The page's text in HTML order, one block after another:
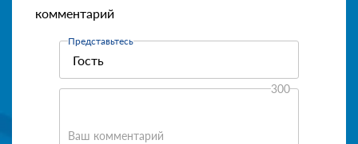
комментарий
Представьтесь
Ваш комментарий
300